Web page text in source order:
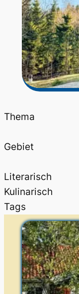
Thema
Gebiet
Literarisch
Kulinarisch
Tags